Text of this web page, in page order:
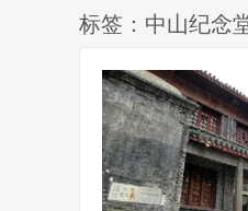
标签：中山纪念